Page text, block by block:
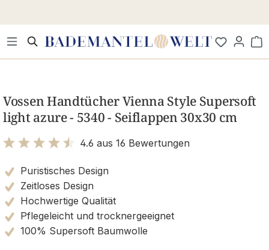
Vossen Handtücher Vienna Style Supersoft
light azure - 5340 - Seiflappen 30x30 cm
4.6 aus 16 Bewertungen
Puristisches Design
Zeitloses Design
Hochwertige Qualität
Pflegeleicht und trocknergeeignet
100% Supersoft Baumwolle